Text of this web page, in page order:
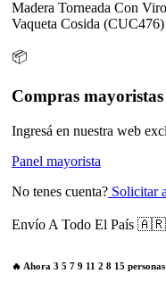
Madera Torneada Con
Vaqueta Cosida
📦
Compras mayoristas
Ingresá en nuestra web
Panel mayorista
No tenes cuenta? Solicitar
Envío A Todo El País 🇦🇷
🔥 Ahora 3 5 7 9 11 2 8 15